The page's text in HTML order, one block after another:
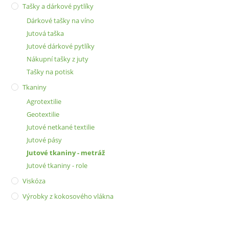
Tašky a dárkové pytlíky
Dárkové tašky na víno
Jutová taška
Jutové dárkové pytlíky
Nákupní tašky z juty
Tašky na potisk
Tkaniny
Agrotextilie
Geotextilie
Jutové netkané textilie
Jutové pásy
Jutové tkaniny - metráž
Jutové tkaniny - role
Viskóza
Výrobky z kokosového vlákna